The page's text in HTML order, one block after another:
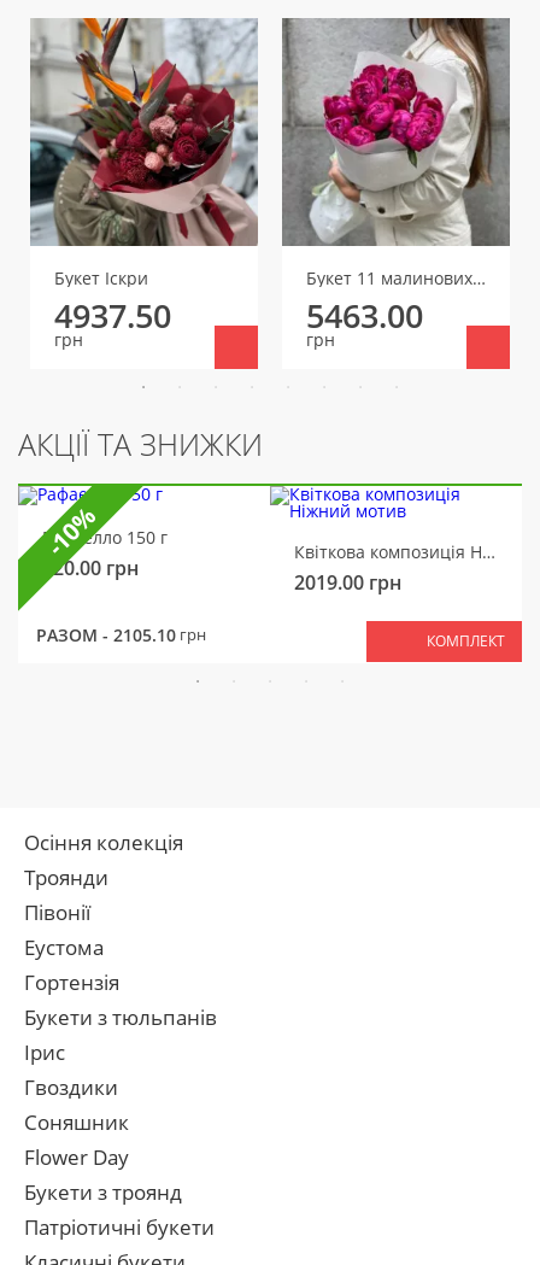
Букет Іскри
4937.50
грн
Букет 11 малинових півоній
5463.00
грн
АКЦІЇ ТА ЗНИЖКИ
Рафаелло 150 г
320.00 грн
Квіткова композиція Ніжний мотив
2019.00 грн
РАЗОМ - 2105.10 грн КОМПЛЕКТ
-10%
Осіння колекція
Троянди
Півонії
Еустома
Гортензія
Букети з тюльпанів
Ірис
Гвоздики
Соняшник
Flower Day
Букети з троянд
Патріотичні букети